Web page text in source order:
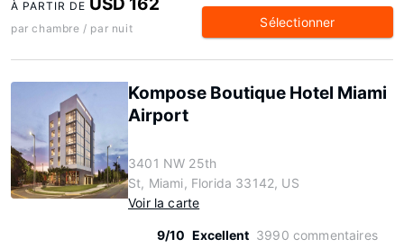
À PARTIR DE
par chambre / par nuit Sélectionner
Kompose Boutique Hotel Miami
Airport
3401 NW 25th
St, Miami, Florida 33142, US
Voir la carte
9/10 Excellent 3990 commentaires